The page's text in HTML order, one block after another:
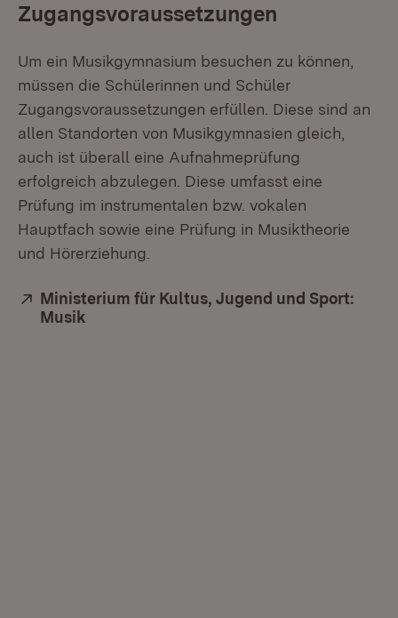
Zugangsvoraussetzungen
Um ein Musikgymnasium besuchen zu können,
müssen die Schülerinnen und Schüler
Zugangsvoraussetzungen erfüllen. Diese sind an
allen Standorten von Musikgymnasien gleich,
auch ist überall eine Aufnahmeprüfung
erfolgreich abzulegen. Diese umfasst eine
Prüfung im instrumentalen bzw. vokalen
Hauptfach sowie eine Prüfung in Musiktheorie
und Hörerziehung.
Extern:
Ministerium für Kultus, Jugend und Sport:
Musik